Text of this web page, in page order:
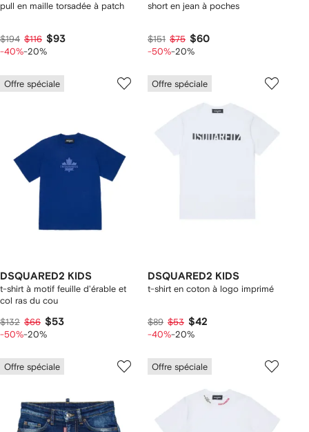
pull en maille torsadée à patch
$194 $116 $93
-40%-20%
short en jean à poches
$151 $75 $60
-50%-20%
Offre spéciale
DSQUARED2 KIDS
t-shirt à motif feuille d'érable et
col ras du cou
$132 $66 $53
-50%-20%
Offre spéciale
DSQUARED2 KIDS
t-shirt en coton à logo imprimé
$89 $53 $42
-40%-20%
Offre spéciale Offre spéciale